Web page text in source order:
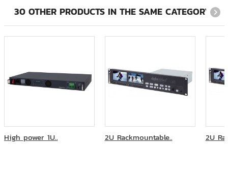
คณะวิศวกรรมศาสตร์ สถาบันเทคโนโลยีพระจอมเกล้าเจ้าคุณทหาร
ลาดกระบัง
คณะแพทยศาสตร์ มหาวิทยาลัยมหิดล โรงพยาบาลรามาธิบดี
บ.ดับบลิวเอ็ม ซิมูเลเตอร์
ภาควิชากุมารเวชศาสตร์เขตร้อน คณะเวชศาสตร์เขตร้อน มหาวิทยาลัย
มหิดล
มูลนิธิบำเพ็ญประโยชน์ด้วยกิจกรรมทางศาสนา
มูลนิธิแห่งสภาคริสตจักรในประเทศไทย
30 OTHER PRODUCTS IN THE SAME CATEGORY:
High power 1U.. 2U Rackmountable.. 2U